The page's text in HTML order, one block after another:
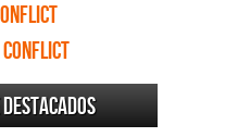
Conflict